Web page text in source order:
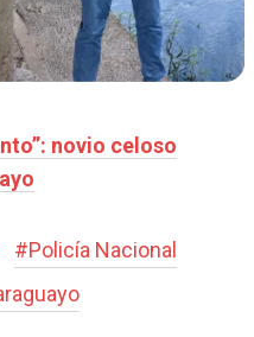
novio celoso
#Policía Nacional